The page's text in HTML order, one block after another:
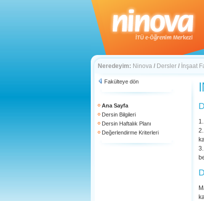
Neredeyim: Ninova / Dersler / İnşaat
Fakülteye dön
Ana Sayfa
Dersin Bilgileri
Dersin Haftalık Planı
Değerlendirme Kriterleri